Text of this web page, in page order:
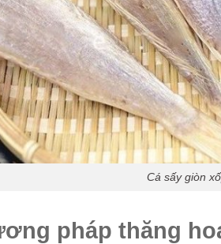
Cá sấy giòn
pháp thăng